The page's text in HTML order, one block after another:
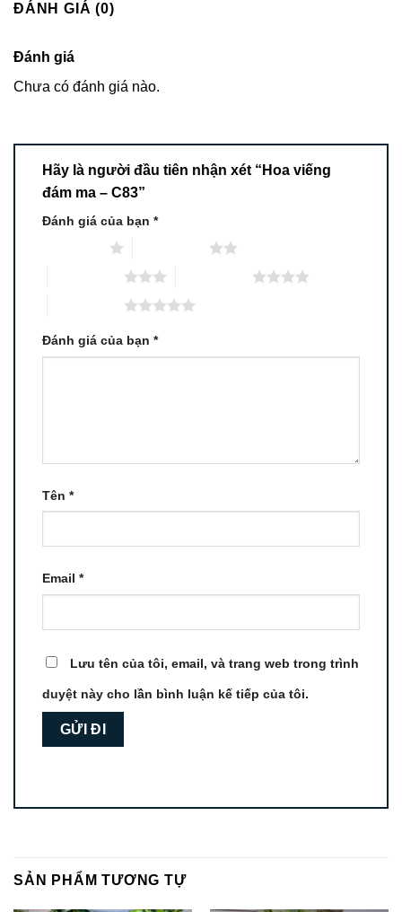
ĐÁNH GIÁ (0)
Đánh giá
Chưa có đánh giá nào.
Hãy là người đầu tiên nhận xét “Hoa viếng
đám ma – C83”
Đánh giá của bạn *
Đánh giá của bạn *
Tên *
Email *
Lưu tên của tôi, email, và trang web trong trình
duyệt này cho lần bình luận kế tiếp của tôi.
SẢN PHẨM TƯƠNG TỰ